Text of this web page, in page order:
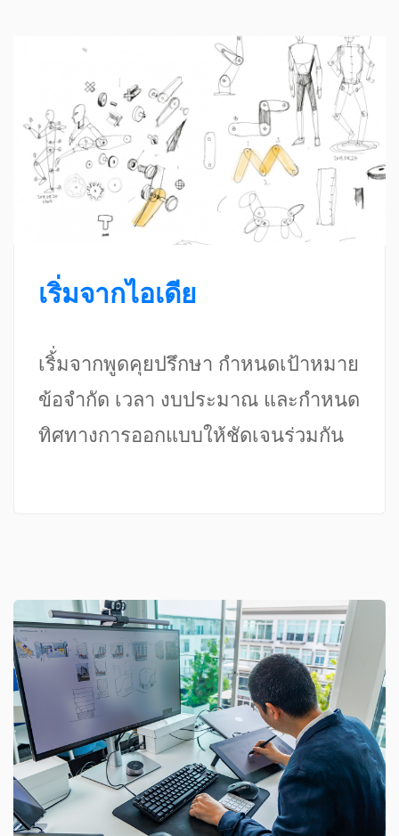
เริ่มจากไอเดีย
เริ้่มจากพูดคุยปรึกษา กำหนดเป้าหมาย
ข้อจำกัด เวลา งบประมาณ และกำหนด
ทิศทางการออกแบบให้ชัดเจนร่วมกัน